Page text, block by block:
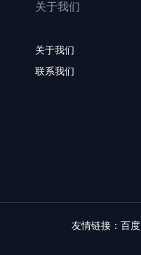
关于我们
关于我们
联系我们
友情链接：百度